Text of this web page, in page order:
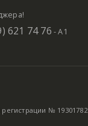
621 74 76 - А1
№